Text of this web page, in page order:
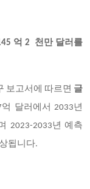
억 2 천만 달러를
보고서에 따르면 글
달러에서 2033년
2023-2033년 예측
됩니다.